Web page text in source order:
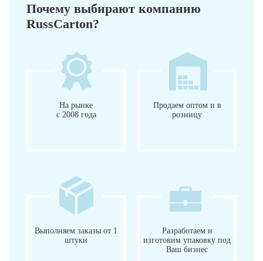
Почему выбирают компанию
RussCarton?
На рынке
с 2008 года
Продаем оптом и в
розницу
Выполняем заказы от 1
штуки
Разработаем и
изготовим упаковку под
Ваш бизнес